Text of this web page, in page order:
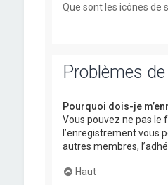
Que sont les icônes de
Problèmes
Pourquoi dois-je
Vous pouvez ne pas le
l’enregistrement vous
autres membres,
Haut